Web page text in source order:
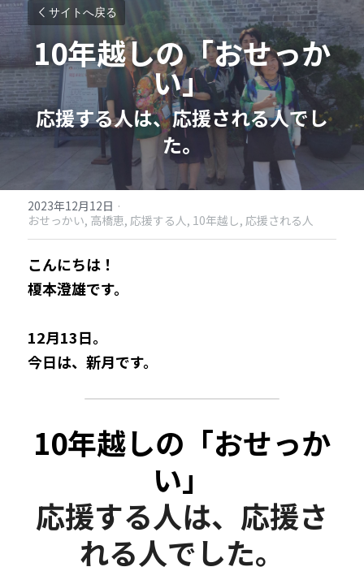
サイトへ戻る
10年越しの「おせっか
い」
応援する人は、応援される人でし
た。
2023年12月12日 ·
おせっかい, 高橋恵, 応援する人, 10年越し, 応援される人
こんにちは！
榎本澄雄です。
12月13日。
今日は、新月です。
10年越しの「おせっか
い」
応援する人は、応援さ
れる人でした。